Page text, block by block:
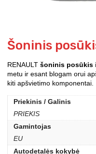
Šoninis
RENAULT šoninis posūkis
metu ir esant blogam orui
kiti apšvietimo komponentai.
Priekinis / Galinis
PRIEKIS
Gamintojas
EU
Autodetalės kokybė